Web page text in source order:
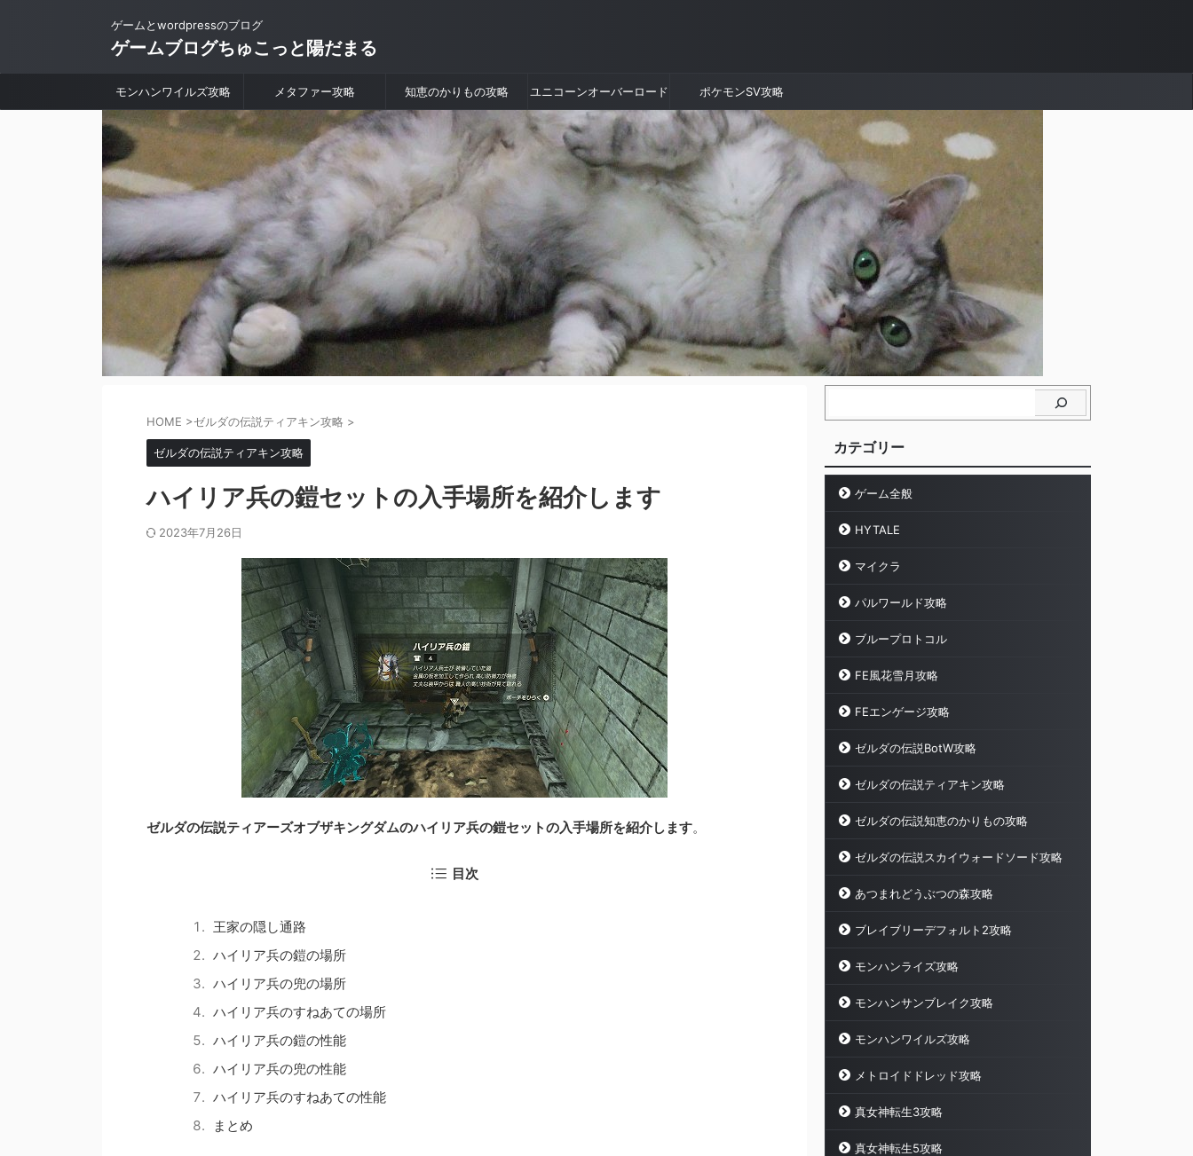
ゲームとwordpressのブログ
ゲームブログちゅこっと陽だまる
モンハンワイルズ攻略 メタファー攻略 知恵のかりもの攻略 ユニコーンオーバーロード ポケモンSV攻略
HOME >ゼルダの伝説ティアキン攻略 >
ゼルダの伝説ティアキン攻略
ハイリア兵の鎧セットの入手場所を紹介します
2023年7月26日
ゼルダの伝説ティアーズオブザキングダムのハイリア兵の鎧セットの入手場所を紹介します。
目次
王家の隠し通路
ハイリア兵の鎧の場所
ハイリア兵の兜の場所
ハイリア兵のすねあての場所
ハイリア兵の鎧の性能
ハイリア兵の兜の性能
ハイリア兵のすねあての性能
まとめ
カテゴリー
ゲーム全般
HYTALE
マイクラ
パルワールド攻略
ブループロトコル
FE風花雪月攻略
FEエンゲージ攻略
ゼルダの伝説BotW攻略
ゼルダの伝説ティアキン攻略
ゼルダの伝説知恵のかりもの攻略
ゼルダの伝説スカイウォードソード攻略
あつまれどうぶつの森攻略
ブレイブリーデフォルト2攻略
モンハンライズ攻略
モンハンサンブレイク攻略
モンハンワイルズ攻略
メトロイドドレッド攻略
真女神転生3攻略
真女神転生5攻略